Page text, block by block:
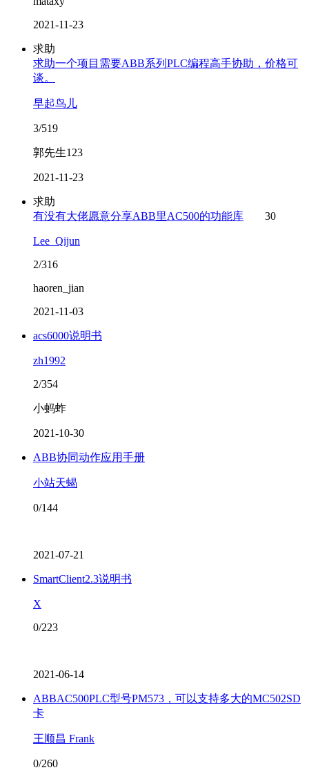
2021-11-23
求助
求助一个项目需要ABB系列PLC编程高手协助，价格可
谈。
早起鸟儿
3/519
郭先生123
2021-11-23
求助
有没有大佬愿意分享ABB里AC500的功能库
30
Lee_Qijun
2/316
haoren_jian
2021-11-03
acs6000说明书
zh1992
2/354
小蚂蚱
2021-10-30
ABB协同动作应用手册
小站天蝎
0/144
2021-07-21
SmartClient2.3说明书
X
0/223
2021-06-14
ABBAC500PLC型号PM573，可以支持多大的MC502SD
卡
王顺昌 Frank
0/260